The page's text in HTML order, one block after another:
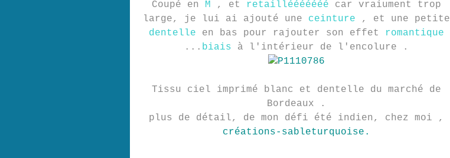
Coupé en M , et retaillééééééé car vraiument trop
large, je lui ai ajouté une ceinture
, et une petite
dentelle en bas pour rajouter son effet
romantique
... biais à l'intérieur de l'encolure .
Tissu ciel imprimé blanc et dentelle du marché de
Bordeaux .
plus de détail, de mon défi été indien, chez moi ,
créations-sableturquoise.